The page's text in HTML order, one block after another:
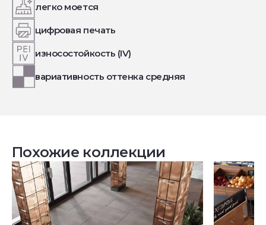
легко моется
цифровая печать
износостойкость (IV)
вариативность оттенка средняя
Похожие коллекции